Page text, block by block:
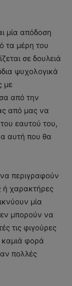
μία απόδοση
τα μέρη του
σε δουλειά
ψυχολογικά
με
από την
από μας να
εαυτού του,
αυτή που θα
περιγραφούν
ή χαρακτήρες
μία
μπορούν να
τις φιγούρες
καμιά φορά
πολλές